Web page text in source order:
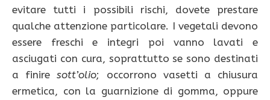
evitare tutti i possibili rischi, dovete prestare
qualche attenzione particolare. I vegetali devono
essere freschi e integri poi vanno lavati e
asciugati con cura, soprattutto se sono destinati
a finiresott’olio; occorrono vasetti a chiusura
ermetica, con la guarnizione di gomma, oppure